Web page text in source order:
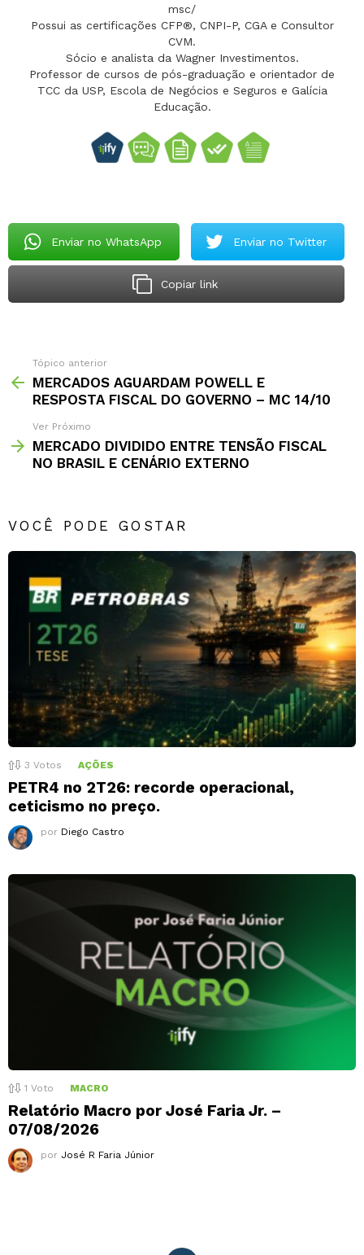
msc/
Possui as certificações CFP®, CNPI-P, CGA e Consultor
CVM.
Sócio e analista da Wagner Investimentos.
Professor de cursos de pós-graduação e orientador de
TCC da USP, Escola de Negócios e Seguros e Galícia
Educação.
Enviar no WhatsApp Enviar no Twitter
Copiar link
Tópico anterior
MERCADOS AGUARDAM POWELL E
RESPOSTA FISCAL DO GOVERNO – MC 14/10
Ver Próximo
MERCADO DIVIDIDO ENTRE TENSÃO FISCAL
NO BRASIL E CENÁRIO EXTERNO
VOCÊ PODE GOSTAR
3 Votos AÇÕES
PETR4 no 2T26: recorde operacional,
ceticismo no preço.
por Diego Castro
1 Voto MACRO
Relatório Macro por José Faria Jr. –
07/08/2026
por José R Faria Júnior